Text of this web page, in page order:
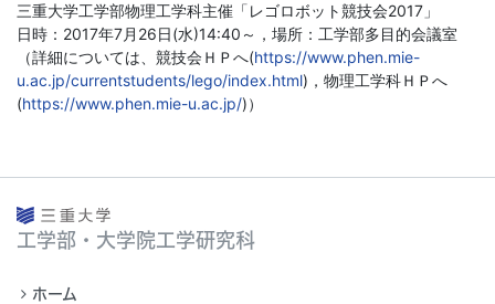
三重大学工学部物理工学科主催「レゴロボット競技会2017」
日時：2017年7月26日(水)14:40～，場所：工学部多目的会議室
（詳細については、競技会ＨＰへ(https://www.phen.mie-
u.ac.jp/currentstudents/lego/index.html)，物理工学科ＨＰへ
(https://www.phen.mie-u.ac.jp/)）
工学部・大学院工学研究科
ホーム